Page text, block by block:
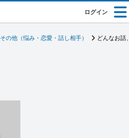
ログイン
その他（悩み・恋愛・話し相手） どんなお話